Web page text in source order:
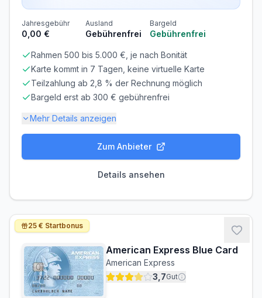
Jahresgebühr
0,00 €
Ausland
Gebührenfrei
Bargeld
Gebührenfrei
Rahmen 500 bis 5.000 €, je nach Bonität
Karte kommt in 7 Tagen, keine virtuelle Karte
Teilzahlung ab 2,8 % der Rechnung möglich
Bargeld erst ab 300 € gebührenfrei
Mehr Details anzeigen
8,90 €
Zinsen & Kredit
SOLLZINS
17,43% p.a.
ZINSFREIE ZEIT
90 Tage
MINDESTTILGUNG
2.8%
Bargeldabhebungen: Zinsen ab Tag 1
Zum Anbieter
Details ansehen
American Express Blue Card
American Express
3,7Gut
25 € Startbonus